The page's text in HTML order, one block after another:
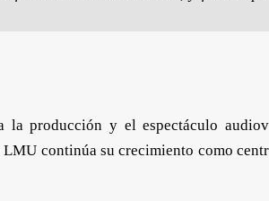
la producción y el espectáculo
continúa su crecimiento como